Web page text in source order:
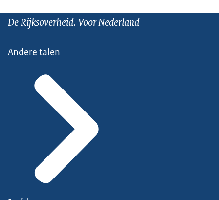
De Rijksoverheid. Voor Nederland
Andere talen